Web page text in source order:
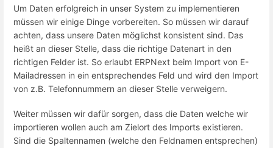
Um Daten erfolgreich in unser System zu implementieren
müssen wir einige Dinge vorbereiten. So müssen wir darauf
achten, dass unsere Daten möglichst konsistent sind. Das
heißt an dieser Stelle, dass die richtige Datenart in den
richtigen Felder ist. So erlaubt ERPNext beim Import von E-
Mailadressen in ein entsprechendes Feld und wird den Import
von z.B. Telefonnummern an dieser Stelle verweigern.
Weiter müssen wir dafür sorgen, dass die Daten welche wir
importieren wollen auch am Zielort des Imports existieren.
Sind die Spaltennamen (welche den Feldnamen entsprechen)